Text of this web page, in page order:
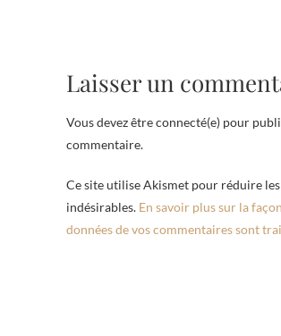
Laisser un
Vous devez être connecté(e) pour
commentaire.
Ce site utilise Akismet pour réduire les
indésirables. En savoir plus sur la
données de vos commentaires sont